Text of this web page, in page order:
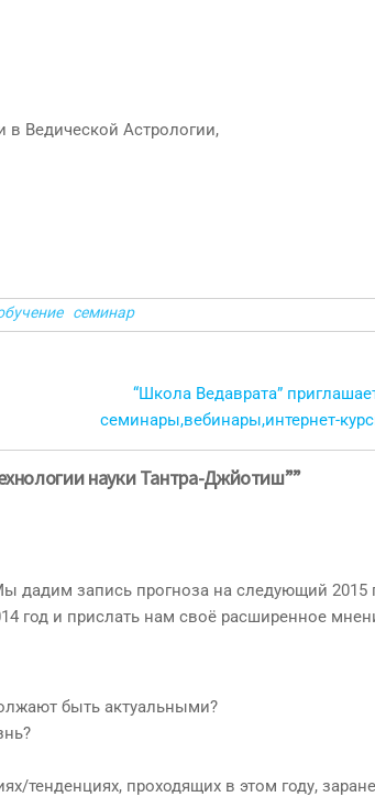
в Ведической Астрологии,
семинар
“Школа Ведаврата”
семинары,вебинары,интернет-
науки Тантра-Джйотиш””
запись прогноза на следующий 2015
год и прислать нам своё расширенное
быть актуальными?
тенденциях, проходящих в этом году,